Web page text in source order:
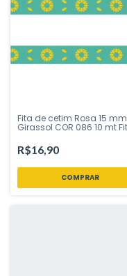
Fita de cetim Rosa 15 mm
Girassol COR 086 10 mt
Loja
R$16,90